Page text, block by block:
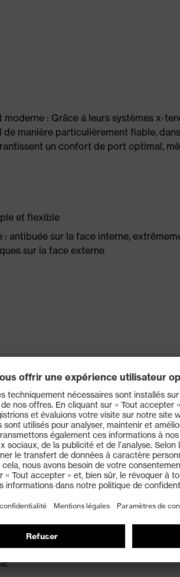
: Grâce à leurs systèmes x-
manière particulièrement fiable,
un confort de port optimal,
et flexible
antibuée sur la face interne,
sur la face externe
un confort de port sans pression
protection contre l'intrusion de
protection latérale
à toutes les formes de visages
un ajustement flexible et confortable
sans point de pression et sûr
l'œil) et NF EN 170 (Filtres pour